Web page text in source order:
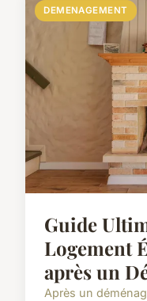
DEMENAGEMENT
Guide
Logement
après un
Après un